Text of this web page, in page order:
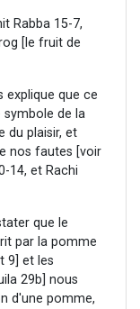
Rabba 15-7,
[le fruit de
explique que ce
de la
du plaisir, et
nos fautes [voir
14, et Rachi
que le
par la pomme
9] et les
29b] nous
d'une pomme,